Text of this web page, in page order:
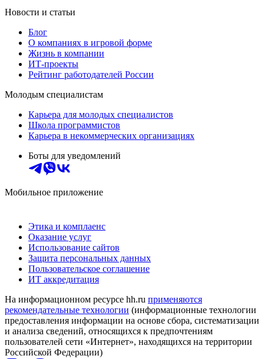
Новости и статьи
Блог
О компаниях в игровой форме
Жизнь в компании
ИТ-проекты
Рейтинг работодателей России
Молодым специалистам
Карьера для молодых специалистов
Школа программистов
Карьера в некоммерческих организациях
Боты для уведомлений
Мобильное приложение
Этика и комплаенс
Оказание услуг
Использование сайтов
Защита персональных данных
Пользовательское соглашение
ИТ аккредитация
На информационном ресурсе hh.ru применяются
рекомендательные технологии (информационные технологии
предоставления информации на основе сбора, систематизации
и анализа сведений, относящихся к предпочтениям
пользователей сети «Интернет», находящихся на территории
Российской Федерации)